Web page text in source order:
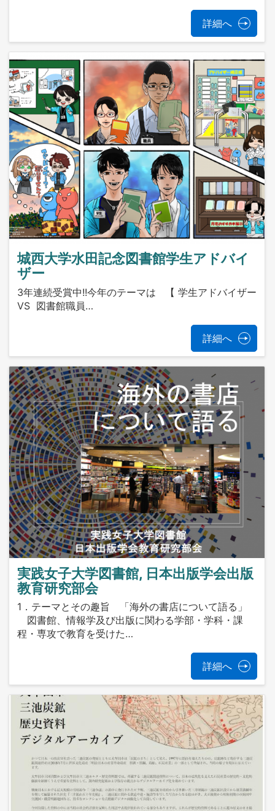
詳細へ
城西大学水田記念図書館学生アドバイ
ザー
3年連続受賞中!!今年のテーマは 【 学生アドバイザー
VS 図書館職員…
詳細へ
実践女子大学図書館, 日本出版学会出版
教育研究部会
1．テーマとその趣旨 「海外の書店について語る」
図書館、情報学及び出版に関わる学部・学科・課
程・専攻で教育を受けた…
詳細へ